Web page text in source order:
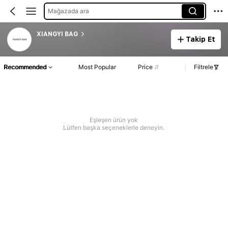
Mağazada ara
XIANGYI BAG
Takip Et
Recommended Most Popular Price Filtrele
Eşleşen ürün yok
Lütfen başka seçeneklerle deneyin.